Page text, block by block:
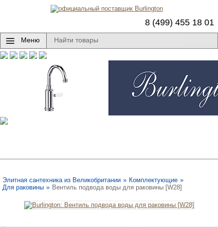
8 (499) 455 18 01
Меню
Элитная сантехника из Великобритании » Комплектующие »
Для раковины » Вентиль подвода воды для раковины [W28]